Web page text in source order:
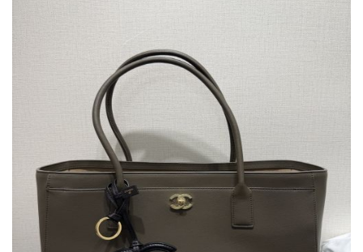
yoyocopys@gmail.com
2026人気特集
バッグ
財布
時計
服
ズボン
衣装セット
靴
住まい用品
アクセサリー
ベルト
スカーフ
アイフォーンケ
ース
小物
2026春の新作続々更新中！期間中のご注文でお得な割引をご利用いただ
新作入荷！ルイ・ヴィトンスーパーコピー バッグ最新モデルが登場。